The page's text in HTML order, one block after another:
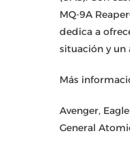
MQ-9A
dedica a
situación y un
Más
Avenger,
General